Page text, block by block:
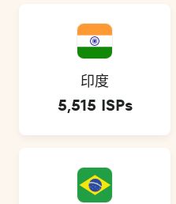
印度
5,515 ISPs